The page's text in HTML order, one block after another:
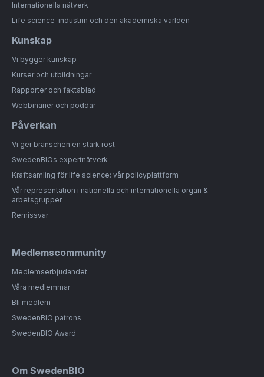
Internationella nätverk
Life science-industrin och den akademiska världen
Kunskap
Vi bygger kunskap
Kurser och utbildningar
Rapporter och faktablad
Webbinarier och poddar
Påverkan
Vi ger branschen en stark röst
SwedenBIOs expertnätverk
Kraftsamling för life science: vår policyplattform
Vår representation i nationella och internationella organ &
arbetsgrupper
Remissvar
Medlemscommunity
Medlemserbjudandet
Våra medlemmar
Bli medlem
SwedenBIO patrons
SwedenBIO Award
Om SwedenBIO